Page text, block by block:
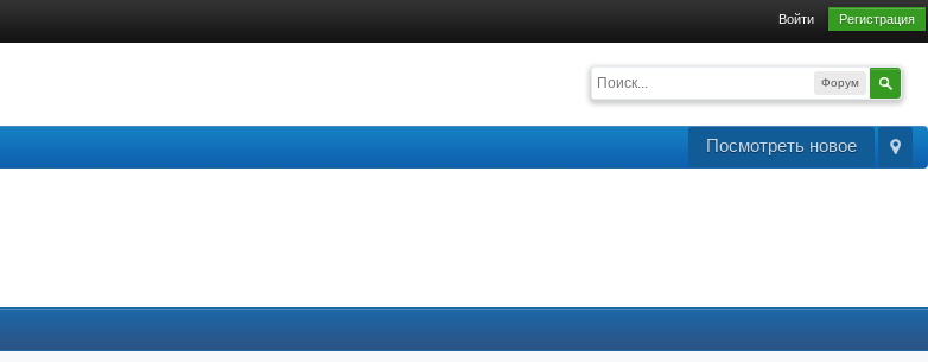
Войти Регистрация
Форум
Посмотреть новое